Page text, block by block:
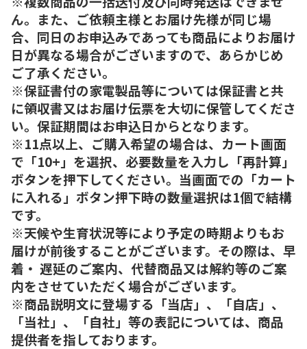
ん。また、ご依頼主様とお届け先様が同じ場
合、同日のお申込みであっても商品によりお届け
日が異なる場合がございますので、あらかじめ
ご了承ください。
※保証書付の家電製品等については保証書と共
に領収書又はお届け伝票を大切に保管してくださ
い。保証期間はお申込日からとなります。
※11点以上、ご購入希望の場合は、カート画面
で「10+」を選択、必要数量を入力し「再計算」
ボタンを押下してください。当画面での「カート
に入れる」ボタン押下時の数量選択は1個で結構
です。
※天候や生育状況等により予定の時期よりもお
届けが前後することがございます。その際は、早
着・ 遅延のご案内、代替商品又は解約等のご案
内をさせていただく場合がございます。
※商品説明文に登場する「当店」、「自店」、
「当社」、「自社」等の表記については、商品
提供者を指しております。